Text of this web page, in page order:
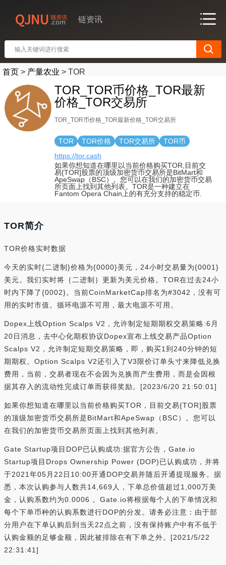
链资讯
首页 > 产量农业 > TOR
TOR_TOR币价格_TOR最新
价格_TOR交易所
TOR_TOR币价格_TOR最新价格_TOR交易所
TOR TOR价格 TOR交易所
TOR币
https://tor.cash
如果你想知道在哪里以当前价格购买TOR,目前交
易{TOR]股票的顶级加密货币交易所是BitMart和
ApeSwap（BSC）。您可以在我们的加密货币交易
所页面上找到其他列表。TOR是一种建立在
Fantom Opera Chain上的有充分支持的稳定币.
TOR简介
TOR价格实时数据
今天的实时{二进制}价格为{0000}美元，24小时交易量为{0001}
美元。我们实时将｛二进制｝更新为美元价格。TOR在过去24小
时内下降了{0002}。当前CoinMarketCap排名为#3042，没有可
用的实时市值。循环电源不可用，最大电源不可用。
Dopex上线Option Scalps V2，允许制定短期期权交易策略:6月
20日消息，去中心化期权协议Dopex宣布上线交易产品Option
Scalps V2，允许制定短期交易策略，即，购买1到240分钟的短
期期权。Option Scalps V2还引入了V3限价订单头寸来降低兑换
费用，当前，交易者现在不会因为兑换而产生费用，而是会因根
据其存入的流动性完成订单而获得奖励。[2023/6/20 21:50:01]
如果你想知道在哪里以当前价格购买TOR，目前交易{TOR]股票
的顶级加密货币交易所是BitMart和ApeSwap（BSC）。您可以
在我们的加密货币交易所页面上找到其他列表。
Gate Startup项目DOP已认购成功:据官方公告，Gate.io
Startup项目Drops Ownership Power (DOP)已认购成功，并将
于2021年05月22日10:00开通DOP交易并随后开通提现服务。据
悉，本次认购参与人数共14,669人，下单总价值超过1,000万美
金，认购系数约为0.0006 。Gate.io将根据每个人的下单情况和
每个下单币种的认购系数进行DOP的分发。请务必注意：由于部
分用户在下单认购后到当天22点之前，没有保持账户中有不低于
认购金额的足够金额，因此被排除在有下单之外。[2021/5/22
22:31:41]